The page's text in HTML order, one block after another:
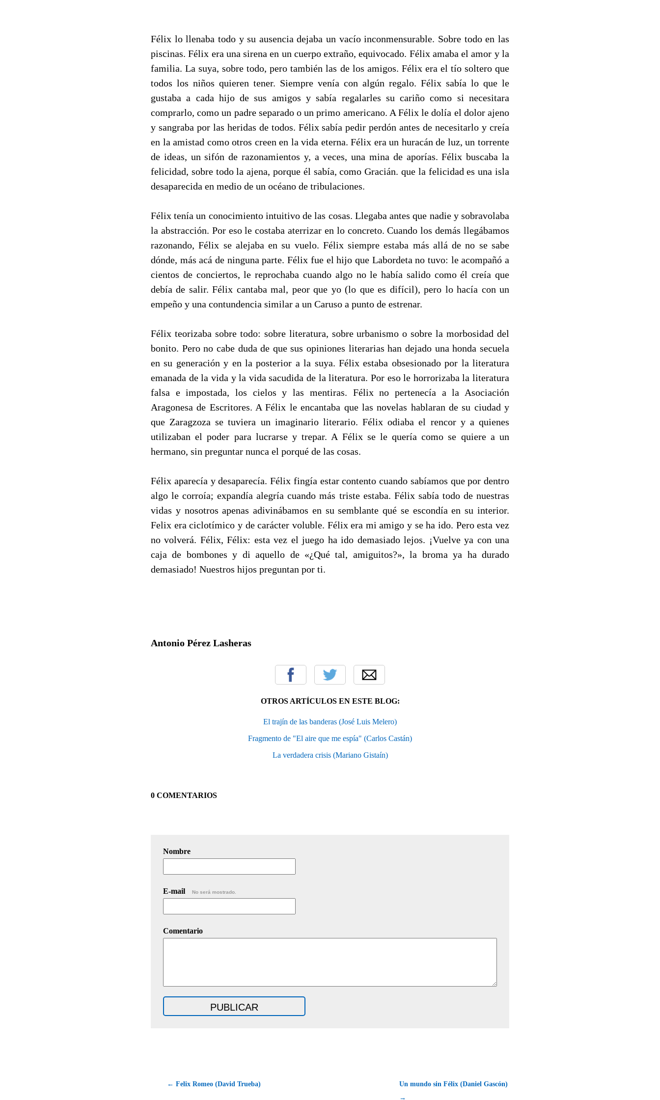
Félix lo llenaba todo y su ausencia dejaba un vacío inconmensurable. Sobre todo en las
piscinas. Félix era una sirena en un cuerpo extraño, equivocado. Félix amaba el amor y la
familia. La suya, sobre todo, pero también las de los amigos. Félix era el tío soltero que
todos los niños quieren tener. Siempre venía con algún regalo. Félix sabía lo que le
gustaba a cada hijo de sus amigos y sabía regalarles su cariño como si necesitara
comprarlo, como un padre separado o un primo americano. A Félix le dolía el dolor ajeno
y sangraba por las heridas de todos. Félix sabía pedir perdón antes de necesitarlo y creía
en la amistad como otros creen en la vida eterna. Félix era un huracán de luz, un torrente
de ideas, un sifón de razonamientos y, a veces, una mina de aporías. Félix buscaba la
felicidad, sobre todo la ajena, porque él sabía, como Gracián. que la felicidad es una isla
desaparecida en medio de un océano de tribulaciones.
Félix tenía un conocimiento intuitivo de las cosas. Llegaba antes que nadie y sobravolaba
la abstracción. Por eso le costaba aterrizar en lo concreto. Cuando los demás llegábamos
razonando, Félix se alejaba en su vuelo. Félix siempre estaba más allá de no se sabe
dónde, más acá de ninguna parte. Félix fue el hijo que Labordeta no tuvo: le acompañó a
cientos de conciertos, le reprochaba cuando algo no le había salido como él creía que
debía de salir. Félix cantaba mal, peor que yo (lo que es difícil), pero lo hacía con un
empeño y una contundencia similar a un Caruso a punto de estrenar.
Félix teorizaba sobre todo: sobre literatura, sobre urbanismo o sobre la morbosidad del
bonito. Pero no cabe duda de que sus opiniones literarias han dejado una honda secuela
en su generación y en la posterior a la suya. Félix estaba obsesionado por la literatura
emanada de la vida y la vida sacudida de la literatura. Por eso le horrorizaba la literatura
falsa e impostada, los cielos y las mentiras. Félix no pertenecía a la Asociación
Aragonesa de Escritores. A Félix le encantaba que las novelas hablaran de su ciudad y
que Zaragzoza se tuviera un imaginario literario. Félix odiaba el rencor y a quienes
utilizaban el poder para lucrarse y trepar. A Félix se le quería como se quiere a un
hermano, sin preguntar nunca el porqué de las cosas.
Félix aparecía y desaparecía. Félix fingía estar contento cuando sabíamos que por dentro
algo le corroía; expandía alegría cuando más triste estaba. Félix sabía todo de nuestras
vidas y nosotros apenas adivinábamos en su semblante qué se escondía en su interior.
Felix era ciclotímico y de carácter voluble. Félix era mi amigo y se ha ido. Pero esta vez
no volverá. Félix, Félix: esta vez el juego ha ido demasiado lejos. ¡Vuelve ya con una
caja de bombones y di aquello de «¿Qué tal, amiguitos?», la broma ya ha durado
demasiado! Nuestros hijos preguntan por ti.
Antonio Pérez Lasheras
OTROS ARTÍCULOS EN ESTE BLOG:
El trajín de las banderas (José Luis Melero)
Fragmento de "El aire que me espía" (Carlos Castán)
La verdadera crisis (Mariano Gistaín)
0 COMENTARIOS
Nombre
E-mail No será mostrado.
Comentario
← Felix Romeo (David Trueba)
Un mundo sin Félix (Daniel Gascón)
→